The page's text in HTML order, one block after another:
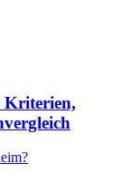
Kriterien,